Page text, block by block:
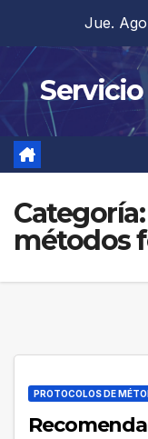
contenido
Jue.
Categoría:
métodos
PROTOCOLOS DE